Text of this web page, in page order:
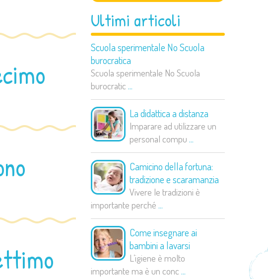
Ultimi articoli
Scuola sperimentale No Scuola
burocratica
Scuola sperimentale No Scuola
burocratic ...
La didattica a distanza
Imparare ad utilizzare un
personal compu ...
Camicino della fortuna:
tradizione e scaramanzia
Vivere le tradizioni è
importante perché ...
Come insegnare ai
bambini a lavarsi
L’igiene è molto
importante ma è un conc ...